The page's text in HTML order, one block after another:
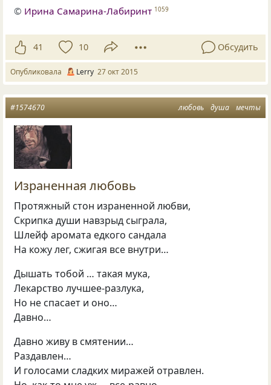
© Ирина Самарина-Лабиринт 1059
41 10 Обсудить
Опубликовала Lerry 27 окт 2015
любовь душа мечты
#1574670
Израненная любовь
Протяжный стон израненной любви,
Скрипка души навзрыд сыграла,
Шлейф аромата едкого сандала
На кожу лег, сжигая все внутри…
Дышать тобой … такая мука,
Лекарство лучшее-разлука,
Но не спасает и оно…
Давно…
Давно живу в смятении…
Раздавлен…
И голосами сладких миражей отравлен.